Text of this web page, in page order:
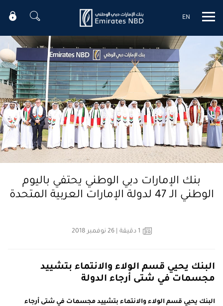
Mobile menu
EN
بنك الإمارات دبي الوطني يحتفي باليوم
الوطني الـ 47 لدولة الإمارات العربية المتحدة
1 دقيقة | 26 نوفمبر 2018
البنك يحيي قسم الولاء والانتماء بتشييد
مجسمات في شتى أرجاء الدولة
البنك يحيي قسم الولاء والانتماء بتشييد مجسمات في شتى أرجاء